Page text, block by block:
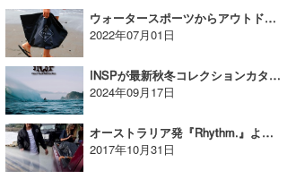
ウォータースポーツからアウトドア全般で活躍間違いなしのアイテムをご紹介！【AD】
2022年07月01日
INSPが最新秋冬コレクションカタログをローンチ！【AD】
2024年09月17日
オーストラリア発『Rhythm.』よりコーチジャケットが新リリース！【AD】
2017年10月31日